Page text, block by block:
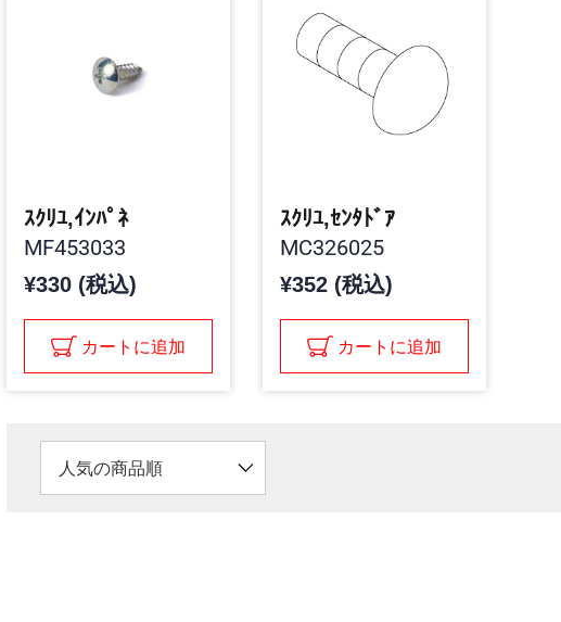
ｽｸﾘﾕ,ｲﾝﾊﾟﾈ
MF453033
¥330 (税込)
カートに追加
ｽｸﾘﾕ,ｾﾝﾀﾄﾞｱ
MC326025
¥352 (税込)
カートに追加
人気の商品順